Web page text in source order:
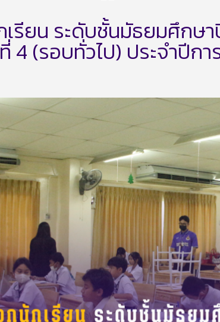
รียน ระดับชั้นมัธยมศึกษ
4 (รอบทั่วไป) ประจำปีก